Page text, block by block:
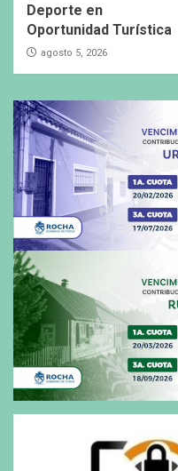
Deporte en
Oportunidad Turística
agosto 5, 2026